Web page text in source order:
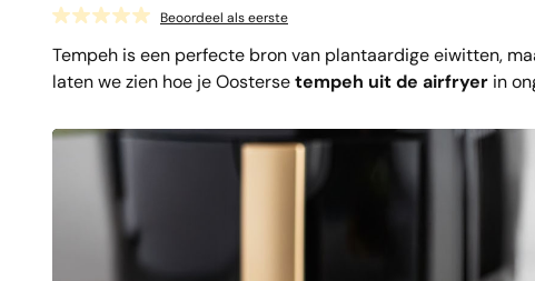
Beoordeel als eerste
Tempeh is een perfecte bron van plantaardige eiwitten,
laten we zien hoe je Oostersetempeh uit de airfryer in